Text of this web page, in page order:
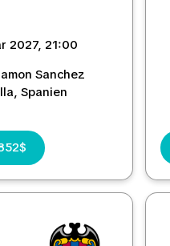
2027, 21:00
Sanchez
Spanien